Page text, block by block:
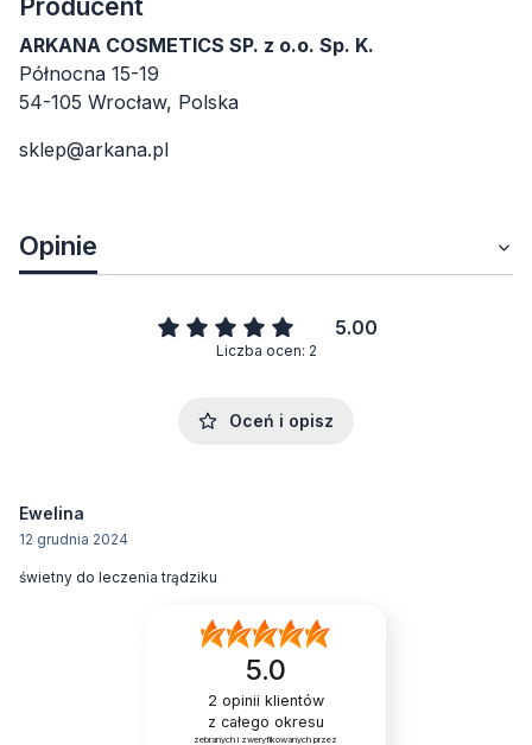
Producent
ARKANA COSMETICS SP. z o.o. Sp. K.
Północna 15-19
54-105 Wrocław, Polska
sklep@arkana.pl
Opinie
5.00
Liczba ocen: 2
Oceń i opisz
Ewelina
12 grudnia 2024
świetny do leczenia trądziku
5.0
2 opinii klientów
z całego okresu
zebranych i zweryfikowanych przez